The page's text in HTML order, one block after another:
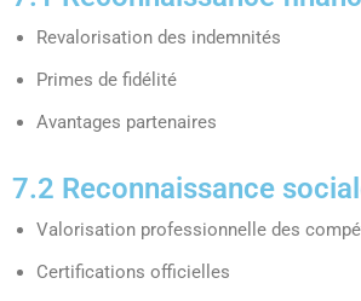
Revalorisation des indemnités
Primes de fidélité
Avantages partenaires
7.2 Reconnaissance
Valorisation professionnelle des
Certifications officielles